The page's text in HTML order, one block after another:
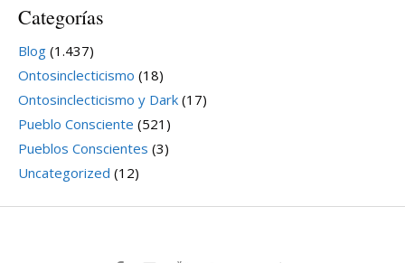
Categorías
Blog (1.437)
Ontosinclecticismo (18)
Ontosinclecticismo y Dark (17)
Pueblo Consciente (521)
Pueblos Conscientes (3)
Uncategorized (12)